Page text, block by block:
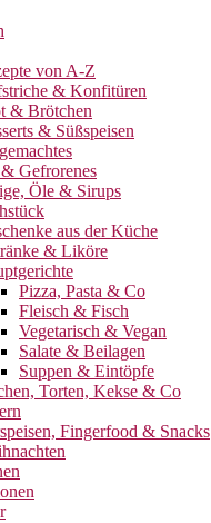
von A-Z
& Konfitüren
& Brötchen
& Süßspeisen
Gefrorenes
Öle & Sirups
aus der Küche
& Liköre
Pizza, Pasta & Co
Fleisch & Fisch
Vegetarisch & Vegan
Salate & Beilagen
Suppen & Eintöpfe
Torten, Kekse & Co
Fingerfood & Snacks